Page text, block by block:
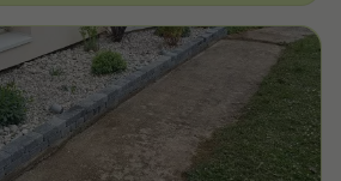
l'entretien au bord de la
souhaitez occulter votre
protège votre occultant
sur la partie basse !!